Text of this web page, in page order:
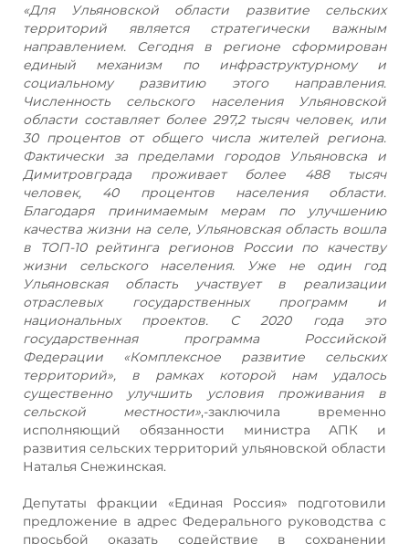
«Для Ульяновской области развитие сельских
территорий является стратегически важным
направлением. Сегодня в регионе сформирован
единый механизм по инфраструктурному и
социальному развитию этого направления.
Численность сельского населения Ульяновской
области составляет более 297,2 тысяч человек, или
30 процентов от общего числа жителей региона.
Фактически за пределами городов Ульяновска и
Димитровграда проживает более 488 тысяч
человек, 40 процентов населения области.
Благодаря принимаемым мерам по улучшению
качества жизни на селе, Ульяновская область вошла
в ТОП-10 рейтинга регионов России по качеству
жизни сельского населения. Уже не один год
Ульяновская область участвует в реализации
отраслевых государственных программ и
национальных проектов. С 2020 года это
государственная программа Российской
Федерации «Комплексное развитие сельских
территорий», в рамках которой нам удалось
существенно улучшить условия проживания в
сельской местности»,-заключила временно
исполняющий обязанности министра АПК и
развития сельских территорий ульяновской области
Наталья Снежинская.
Депутаты фракции «Единая Россия» подготовили
предложение в адрес Федерального руководства с
просьбой оказать содействие в сохранении